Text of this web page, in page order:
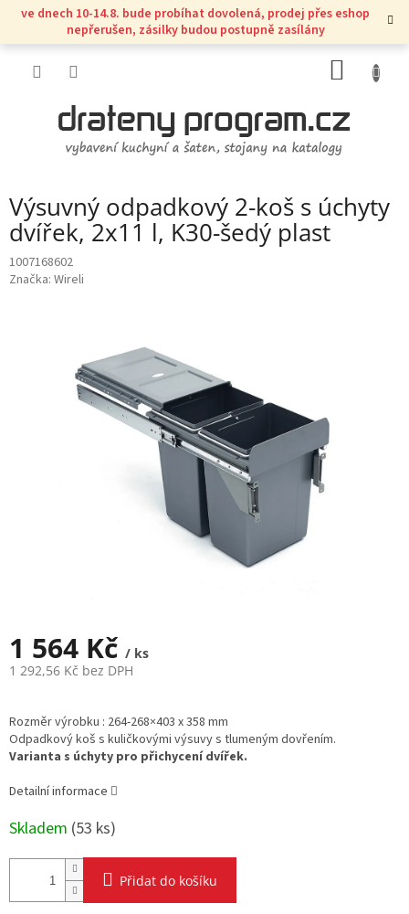
Přejít
obsah
ve dnech 10-14.8. bude probíhat dovolená, prodej přes eshop
nepřerušen, zásilky budou postupně zasílány
KOŠÍK
Výsuvný odpadkový 2-koš s úchyty
dvířek, 2x11 l, K30-šedý plast
1007168602
Značka: Wireli
1 564 Kč / ks
1 292,56 Kč bez DPH
cena:
Rozměr výrobku : 264-268×403 x 358 mm
Odpadkový koš s kuličkovými výsuvy s tlumeným dovřením.
Varianta s úchyty pro přichycení dvířek.
Detailní informace
Skladem (53 ks)
Přidat do košíku